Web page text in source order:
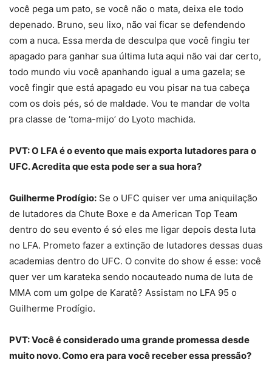
você pega um pato, se você não o mata, deixa ele todo
depenado. Bruno, seu lixo, não vai ficar se defendendo
com a nuca. Essa merda de desculpa que você fingiu ter
apagado para ganhar sua última luta aqui não vai dar certo,
todo mundo viu você apanhando igual a uma gazela; se
você fingir que está apagado eu vou pisar na tua cabeça
com os dois pés, só de maldade. Vou te mandar de volta
pra classe de ‘toma-mijo’ do Lyoto machida.
PVT: O LFA é o evento que mais exporta lutadores para o
UFC. Acredita que esta pode ser a sua hora?
Guilherme Prodígio: Se o UFC quiser ver uma aniquilação
de lutadores da Chute Boxe e da American Top Team
dentro do seu evento é só eles me ligar depois desta luta
no LFA. Prometo fazer a extinção de lutadores dessas duas
academias dentro do UFC. O convite do show é esse: você
quer ver um karateka sendo nocauteado numa de luta de
MMA com um golpe de Karatê? Assistam no LFA 95 o
Guilherme Prodígio.
PVT: Você é considerado uma grande promessa desde
muito novo. Como era para você receber essa pressão?